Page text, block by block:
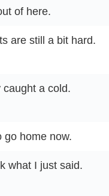
of here.
are still a bit hard.
caught a cold.
go home now.
what I just said.